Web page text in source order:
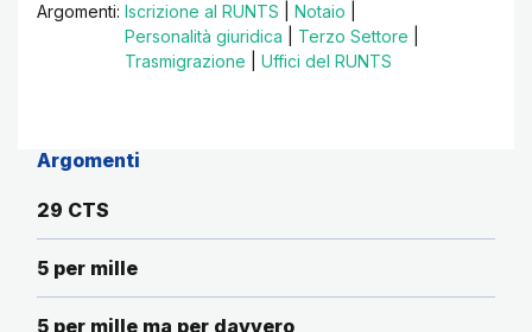
Argomenti: Iscrizione al RUNTS Notaio
Personalità giuridica
Terzo Settore
Trasmigrazione
Uffici del RUNTS
Argomenti
29 CTS
5 per mille
5 per mille ma per davvero